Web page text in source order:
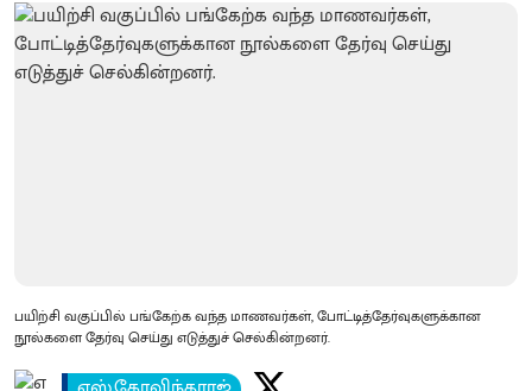
பயிற்சி வகுப்பில் பங்கேற்க வந்த மாணவர்கள், போட்டித்தேர்வுகளுக்கான
நூல்களை தேர்வு செய்து எடுத்துச் செல்கின்றனர்.